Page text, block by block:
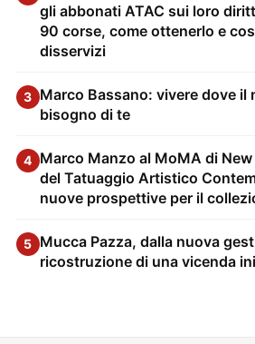
gli abbonati ATAC sui loro
90 corse, come ottenerlo e
disservizi
3 Marco Bassano: vivere dove il
bisogno di te
4 Marco Manzo al MoMA di
del Tatuaggio Artistico
nuove prospettive per il
5 Mucca Pazza, dalla nuova
ricostruzione di una vicenda